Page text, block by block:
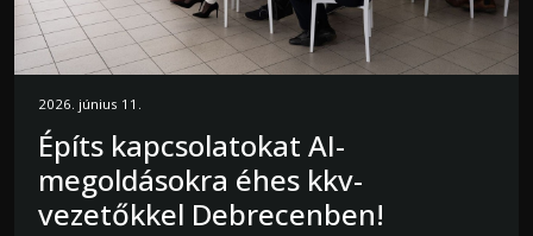
2026. június 11.
Építs kapcsolatokat AI-
megoldásokra éhes kkv-
vezetőkkel Debrecenben!